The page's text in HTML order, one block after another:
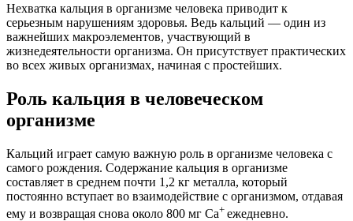
Нехватка кальция в организме человека приводит к
серьезным нарушениям здоровья. Ведь кальций — один из
важнейших макроэлементов, участвующий в
жизнедеятельности организма. Он присутствует практических
во всех живых организмах, начиная с простейших.
Роль кальция в человеческом
организме
Кальций играет самую важную роль в организме человека с
самого рождения. Содержание кальция в организме
составляет в среднем почти 1,2 кг металла, который
постоянно вступает во взаимодействие с организмом, отдавая
ему и возвращая снова около 800 мг Ca+ ежедневно.